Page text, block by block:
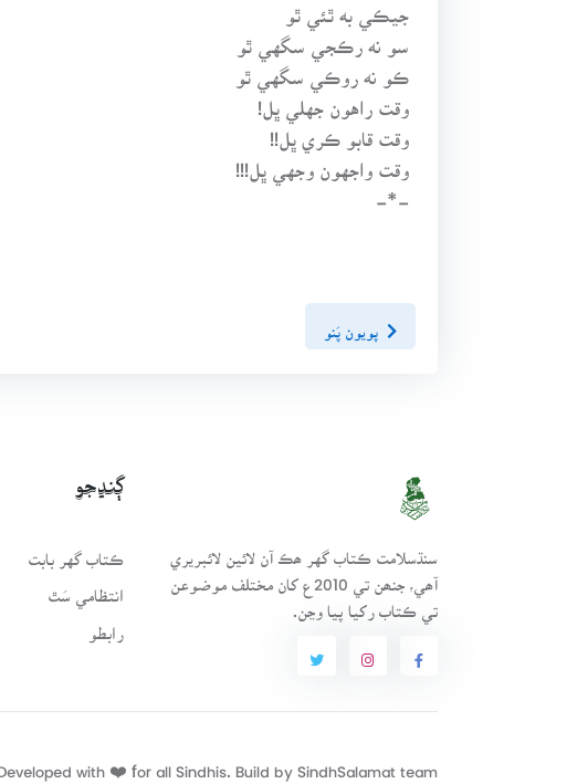
جيڪي به ٿئي ٿو
سو نه رڪجي سگهي ٿو
ڪو نه روڪي سگهي ٿو
وقت راهون جهلي ڀل!
وقت قابو ڪري ڀل!!
وقت واجهون وجهي ڀل!!!
-*-
پويون پَنو
سنڌسلامت ڪتاب گهر ھڪ آن لائين لائبريري
آھي، جنھن تي 2010ع کان مختلف موضوعن
تي ڪتاب رکيا پيا وڃن.
ڳنڍجو
ڪتاب گهر بابت
انتظامي سَٿ
رابطو
Developed with ❤️ for all Sindhis. Build by